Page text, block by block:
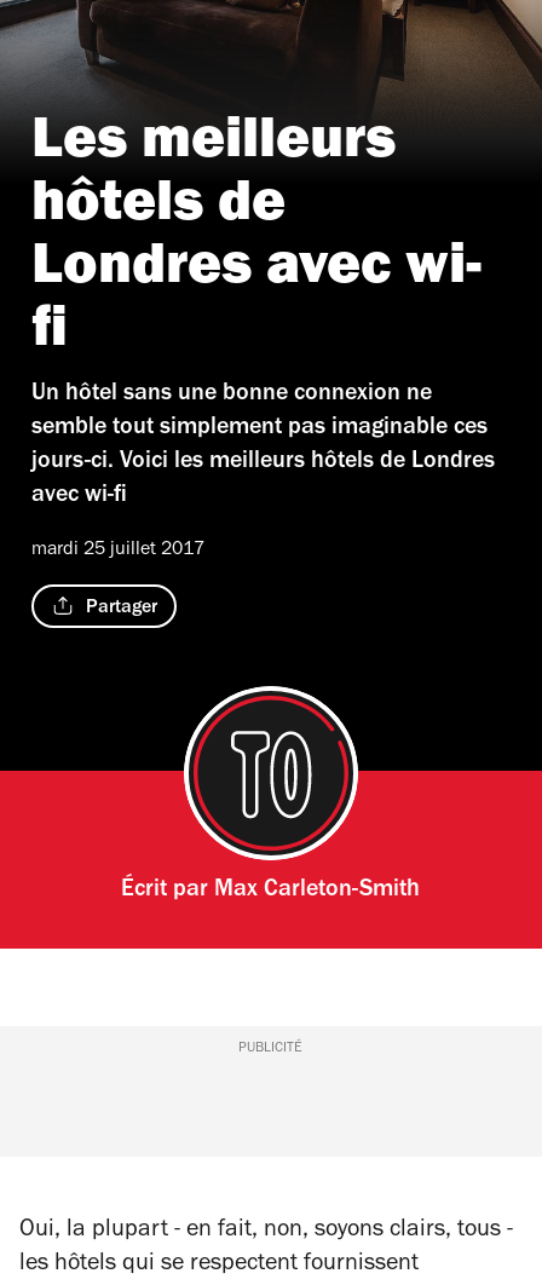
Les meilleurs
hôtels de
Londres avec wi-
fi
Un hôtel sans une bonne connexion ne
semble tout simplement pas imaginable ces
jours-ci. Voici les meilleurs hôtels de Londres
avec wi-fi
mardi 25 juillet 2017
Partager
Écrit par Max Carleton-Smith
PUBLICITÉ
Oui, la plupart - en fait, non, soyons clairs, tous -
les hôtels qui se respectent fournissent